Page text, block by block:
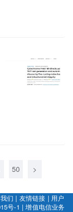
伍兵团队发现CYP
50 >
们 | 友情链接 | 用户
号-1 |增值电信业务